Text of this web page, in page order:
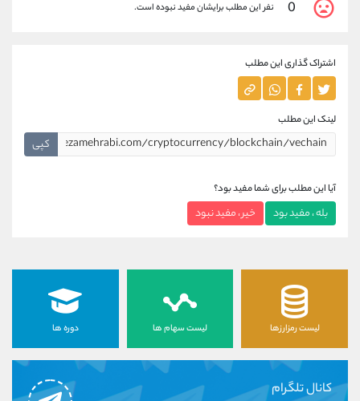
0 نفر این مطلب برایشان مفید نبوده است.
اشتراک گذاری این مطلب
لینک این مطلب
کپی
آیا این مطلب برای شما مفید بود؟
بله ، مفید بود خیر ، مفید نبود
لیست رمزارزها لیست سهام ها دوره ها
کانال تلگرام